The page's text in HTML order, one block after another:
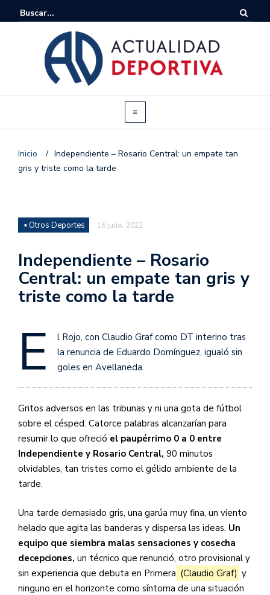
Inicio / Independiente – Rosario Central: un empate tan
gris y triste como la tarde
▪ Otros Deportes 16 julio, 2022
Independiente – Rosario
Central: un empate tan gris y
triste como la tarde
E
l Rojo, con Claudio Graf como DT interino tras
la renuncia de Eduardo Domínguez, igualó sin
goles en Avellaneda.
Gritos adversos en las tribunas y ni una gota de fútbol
sobre el césped. Catorce palabras alcanzarían para
resumir lo que ofreció el paupérrimo 0 a 0 entre
Independiente y Rosario Central, 90 minutos
olvidables, tan tristes como el gélido ambiente de la
tarde.
Una tarde demasiado gris, una garúa muy fina, un viento
helado que agita las banderas y dispersa las ideas. Un
equipo que siembra malas sensaciones y cosecha
decepciones, un técnico que renunció, otro provisional y
sin experiencia que debuta en Primera (Claudio Graf) y
ninguno en el horizonte como síntoma de una situación